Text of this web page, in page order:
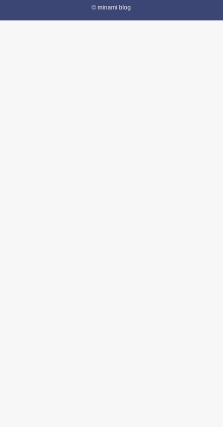
© minami blog